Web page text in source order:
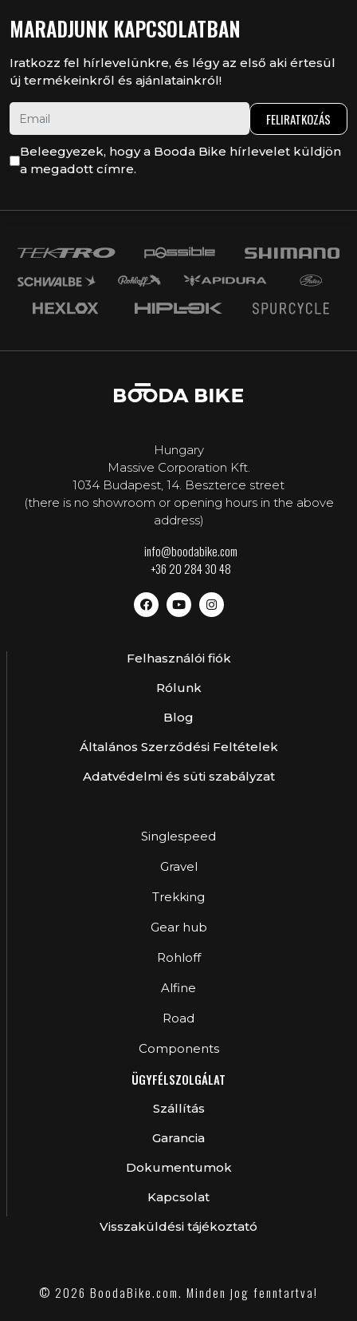
MARADJUNK KAPCSOLATBAN
Iratkozz fel hírlevelünkre, és légy az első aki értesül
új termékeinkről és ajánlatainkról!
FELIRATKOZÁS
Beleegyezek, hogy a Booda Bike hírlevelet küldjön
a megadott címre.
Hungary
Massive Corporation Kft.
1034 Budapest, 14. Beszterce street
(there is no showroom or opening hours in the above
address)
info@boodabike.com
+36 20 284 30 48
Felhasználói fiók
Rólunk
Blog
Általános Szerződési Feltételek
Adatvédelmi és süti szabályzat
Singlespeed
Gravel
Trekking
Gear hub
Rohloff
Alfine
Road
Components
ÜGYFÉLSZOLGÁLAT
Szállítás
Garancia
Dokumentumok
Kapcsolat
Visszaküldési tájékoztató
© 2026 BoodaBike.com. Minden jog fenntartva!